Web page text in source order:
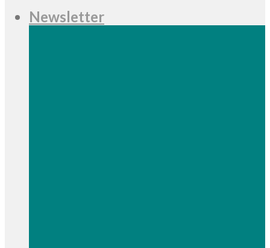
Newsletter